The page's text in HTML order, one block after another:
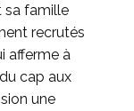
sa famille
recrutés
afferme à
cap aux
une